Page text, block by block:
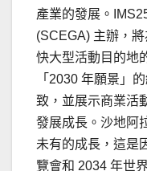
產業的發展。
(SCEGA) 主辦，
快大型活動目的地
「2030 年願景」
致，並展示商業活
發展成長。沙地阿
未有的成長，這是
覽會和 2034 年世